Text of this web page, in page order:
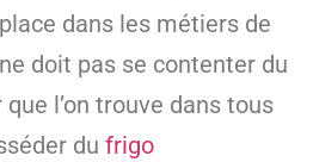
dans les métiers de
doit pas se contenter du
l’on trouve dans tous
du frigo